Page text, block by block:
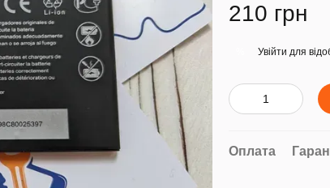
210 грн
Увійти для
Оплата